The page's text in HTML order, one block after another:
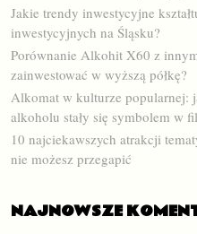
Jakie trendy inwestycyjne
inwestycyjnych na Śląsku?
Porównanie Alkohit X60 z
zainwestować w wyższą półkę?
Alkomat w kulturze popularnej:
alkoholu stały się symbolem w
10 najciekawszych atrakcji
nie możesz przegapić
NAJNOWSZE